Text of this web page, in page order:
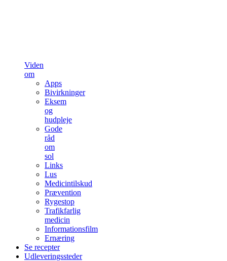
Viden
om
Apps
Bivirkninger
Eksem
og
hudpleje
Gode
råd
om
sol
Links
Lus
Medicintilskud
Prævention
Rygestop
Trafikfarlig
medicin
Informationsfilm
Ernæring
Se recepter
Udleveringssteder